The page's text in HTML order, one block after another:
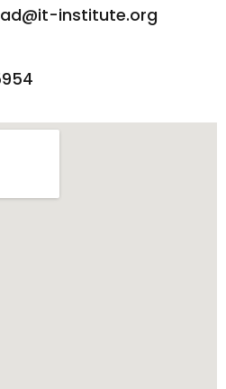
institute.org